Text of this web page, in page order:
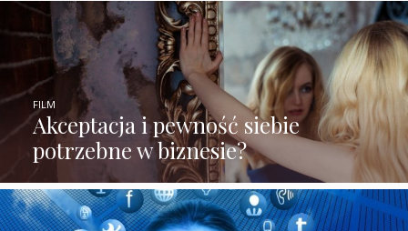
Akceptacja i pewność siebie
potrzebne w biznesie?
FILM